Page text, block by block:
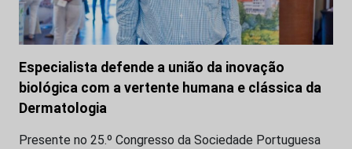
Especialista defende a união da inovação
biológica com a vertente humana e clássica da
Dermatologia
Presente no 25.º Congresso da Sociedade Portuguesa